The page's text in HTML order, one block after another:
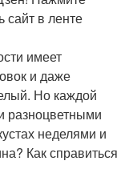
сайт в ленте
имеет
и даже
Но каждой
разноцветными
неделями и
Как справиться